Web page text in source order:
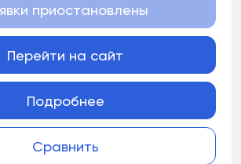
Сравнить
приостановлены
Перейти на сайт
Подробнее